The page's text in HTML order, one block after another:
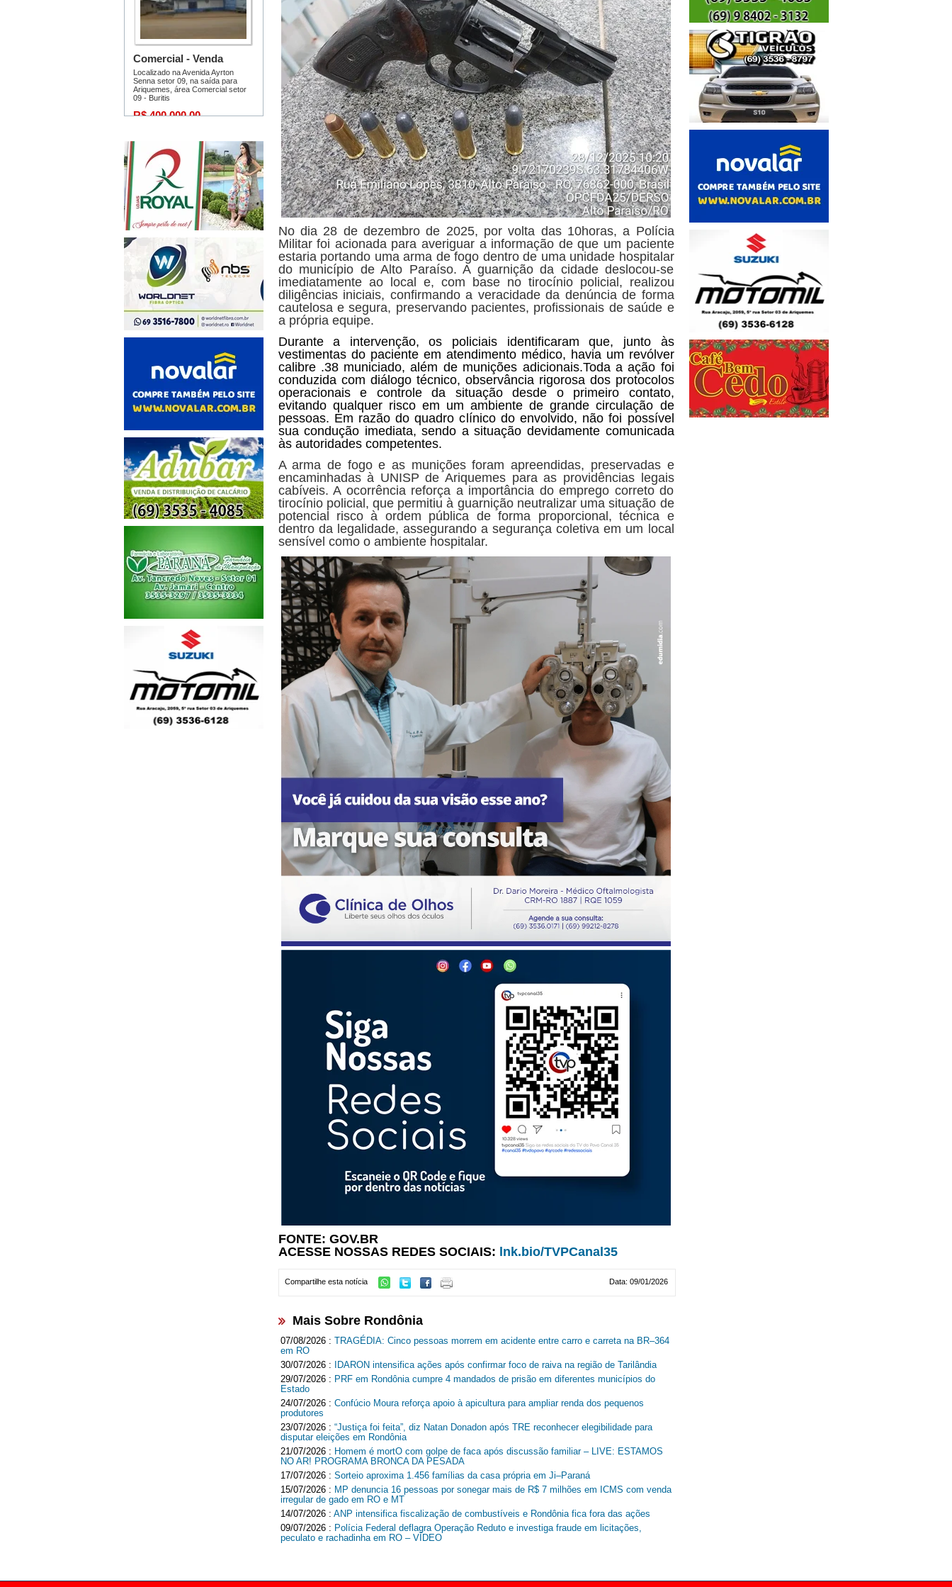
No dia 28 de dezembro de 2025, por volta das 10horas, a Polícia
Militar foi acionada para averiguar a informação de que um paciente
estaria portando uma arma de fogo dentro de uma unidade hospitalar
do município de Alto Paraíso. A guarnição da cidade deslocou-se
imediatamente ao local e, com base no tirocínio policial, realizou
diligências iniciais, confirmando a veracidade da denúncia de forma
cautelosa e segura, preservando pacientes, profissionais de saúde e
a própria equipe.
Durante a intervenção, os policiais identificaram que, junto às
vestimentas do paciente em atendimento médico, havia um revólver
calibre .38 municiado, além de munições adicionais.Toda a ação foi
conduzida com diálogo técnico, observância rigorosa dos protocolos
operacionais e controle da situação desde o primeiro contato,
evitando qualquer risco em um ambiente de grande circulação de
pessoas. Em razão do quadro clínico do envolvido, não foi possível
sua condução imediata, sendo a situação devidamente comunicada
às autoridades competentes.
A arma de fogo e as munições foram apreendidas, preservadas e
encaminhadas à UNISP de Ariquemes para as providências legais
cabíveis. A ocorrência reforça a importância do emprego correto do
tirocínio policial, que permitiu à guarnição neutralizar uma situação de
potencial risco à ordem pública de forma proporcional, técnica e
dentro da legalidade, assegurando a segurança coletiva em um local
sensível como o ambiente hospitalar.
FONTE: GOV.BR
ACESSE NOSSAS REDES SOCIAIS: lnk.bio/TVPCanal35
Data: 09/01/2026
Compartilhe esta notícia
Mais Sobre Rondônia
07/08/2026 : TRAGÉDIA: Cinco pessoas morrem em acidente entre carro e carreta na BR–364
em RO
30/07/2026 : IDARON intensifica ações após confirmar foco de raiva na região de Tarilândia
29/07/2026 : PRF em Rondônia cumpre 4 mandados de prisão em diferentes municípios do
Estado
24/07/2026 : Confúcio Moura reforça apoio à apicultura para ampliar renda dos pequenos
produtores
23/07/2026 : “Justiça foi feita”, diz Natan Donadon após TRE reconhecer elegibilidade para
disputar eleições em Rondônia
21/07/2026 : Homem é mortO com golpe de faca após discussão familiar – LIVE: ESTAMOS
NO AR! PROGRAMA BRONCA DA PESADA
17/07/2026 : Sorteio aproxima 1.456 famílias da casa própria em Ji–Paraná
15/07/2026 : MP denuncia 16 pessoas por sonegar mais de R$ 7 milhões em ICMS com venda
irregular de gado em RO e MT
14/07/2026 : ANP intensifica fiscalização de combustíveis e Rondônia fica fora das ações
09/07/2026 : Polícia Federal deflagra Operação Reduto e investiga fraude em licitações,
peculato e rachadinha em RO – VÍDEO